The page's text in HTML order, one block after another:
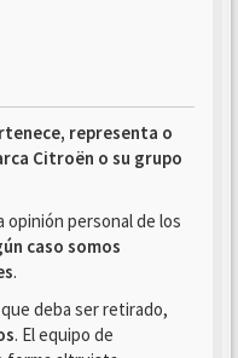
representa o
Citroën o su grupo
opinión personal de los
caso somos
.
deba ser retirado,
. El equipo de